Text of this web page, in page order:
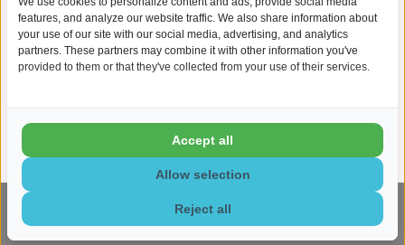
Na ontvangst van een klachtenformulier waarin aanspraak wordt
gedaan op de garantievoorwaarden, zal UitvaartUniq.nl binnen 2
werkdagen een reactie geven. Vervolgens zal zo snel mogelijk een
passende oplossing aangereikt worden.
features, and analyze our website traffic. We also share information about
your use of our site with our social media, advertising, and analytics
partners. These partners may combine it with other information you've
provided to them or that they've collected from your use of their services.
Reject all
Allow selection
Accept all